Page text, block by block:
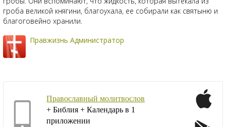
гроба великой княгини, благоухала, ее собирали как святыню и
благоговейно хранили.
Правжизнь Администратор
Православный молитвослов
+ Библия + Календарь в 1
приложении